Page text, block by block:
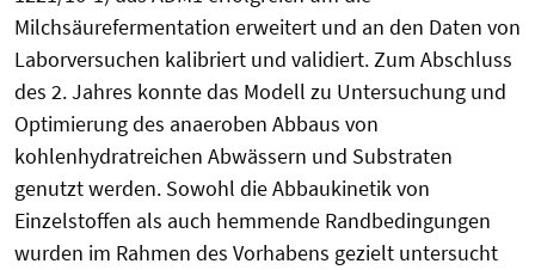
Milchsäurefermentation erweitert und an den Daten von
Laborversuchen kalibriert und validiert. Zum Abschluss
des 2. Jahres konnte das Modell zu Untersuchung und
Optimierung des anaeroben Abbaus von
kohlenhydratreichen Abwässern und Substraten
genutzt werden. Sowohl die Abbaukinetik von
Einzelstoffen als auch hemmende Randbedingungen
wurden im Rahmen des Vorhabens gezielt untersucht